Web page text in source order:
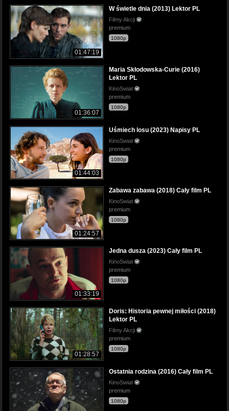
01:47:19
W świetle dnia (2013) Lektor PL
Filmy Akcji
premium
1080p
01:36:07
Maria Skłodowska-Curie (2016)
Lektor PL
KinoSwiat
premium
1080p
01:44:03
Uśmiech losu (2023) Napisy PL
KinoSwiat
premium
1080p
01:24:57
Zabawa zabawa (2018) Cały film PL
KinoSwiat
premium
1080p
01:33:19
Jedna dusza (2023) Cały film PL
KinoSwiat
premium
1080p
01:28:57
Doris: Historia pewnej miłości (2018)
Lektor PL
Filmy Akcji
premium
1080p
Ostatnia rodzina (2016) Cały film PL
KinoSwiat
premium
1080p